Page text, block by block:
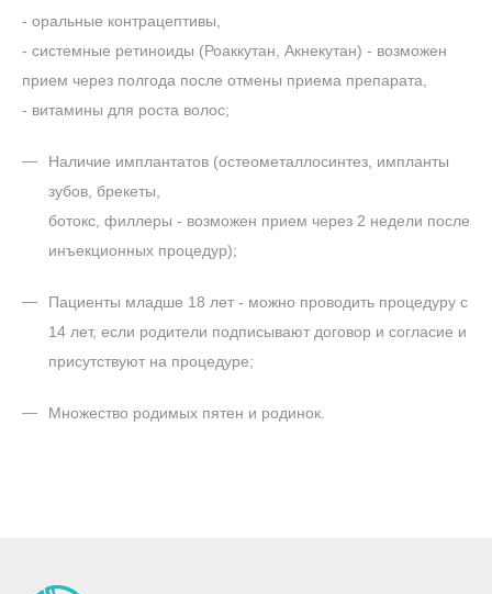
- оральные контрацептивы,
- системные ретиноиды (Роаккутан, Акнекутан) - возможен
прием через полгода после отмены приема препарата,
- витамины для роста волос;
Наличие имплантатов (остеометаллосинтез, импланты
зубов, брекеты,
ботокс, филлеры - возможен прием через 2 недели после
инъекционных процедур);
Пациенты младше 18 лет - можно проводить процедуру с
14 лет, если родители подписывают договор и согласие и
присутствуют на процедуре;
Множество родимых пятен и родинок.